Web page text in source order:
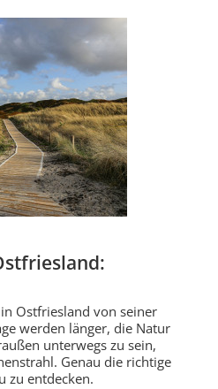
Ostfriesland von seiner
werden länger, die Natur
unterwegs zu sein,
Genau die richtige
zu entdecken.